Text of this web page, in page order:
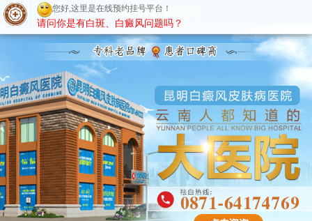
昆明白癜风医院
您好,这里是在线预约挂号平台！
请问你是有白斑、白癜风问题吗？